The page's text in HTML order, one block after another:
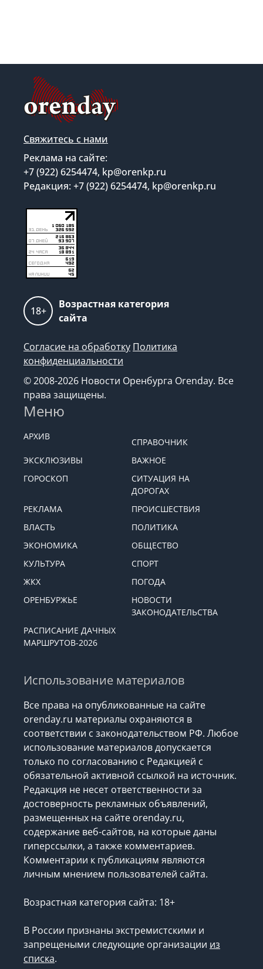
Свяжитесь с нами
Реклама на сайте:
+7 (922) 6254474, kp@orenkp.ru
Редакция: +7 (922) 6254474, kp@orenkp.ru
18+
Возрастная категория
сайта
Согласие на обработку Политика
конфиденциальности
© 2008-2026 Новости Оренбурга Orenday. Все
права защищены.
Меню
АРХИВ
СПРАВОЧНИК
ЭКСКЛЮЗИВЫ
ВАЖНОЕ
ГОРОСКОП
СИТУАЦИЯ НА
ДОРОГАХ
РЕКЛАМА
ПРОИСШЕСТВИЯ
ВЛАСТЬ
ПОЛИТИКА
ЭКОНОМИКА
ОБЩЕСТВО
КУЛЬТУРА
СПОРТ
ЖКХ
ПОГОДА
ОРЕНБУРЖЬЕ
НОВОСТИ
ЗАКОНОДАТЕЛЬСТВА
РАСПИСАНИЕ ДАЧНЫХ
МАРШРУТОВ-2026
Использование материалов
Все права на опубликованные на сайте
orenday.ru материалы охраняются в
соответствии с законодательством РФ. Любое
использование материалов допускается
только по согласованию с Редакцией с
обязательной активной ссылкой на источник.
Редакция не несет ответственности за
достоверность рекламных объявлений,
размещенных на сайте orenday.ru,
содержание веб-сайтов, на которые даны
гиперссылки, а также комментариев.
Комментарии к публикациям являются
личным мнением пользователей сайта.
Возрастная категория сайта: 18+
В России признаны экстремистскими и
запрещеными следующие организации из
списка.